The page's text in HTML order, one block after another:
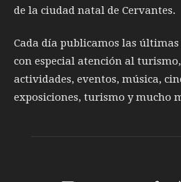
de la ciudad natal de Cervantes.
Cada día publicamos las
con especial atención al
actividades, eventos, música,
exposiciones, turismo y mucho